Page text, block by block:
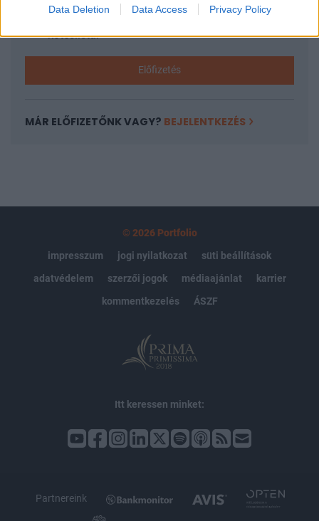
Data Deletion Data Access Privacy Policy
Kötéslisták: BÉT elmúlt 2 év napon belüli
kötéslistái
Előfizetés
MÁR ELŐFIZETŐNK VAGY? BEJELENTKEZÉS
© 2026 Portfolio
impresszum
jogi nyilatkozat
süti beállítások
adatvédelem
szerzői jogok médiaajánlat
karrier
kommentkezelés
ÁSZF
Itt keressen minket:
Partnereink